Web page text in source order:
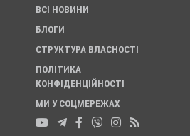
ВСІ НОВИНИ
БЛОГИ
СТРУКТУРА ВЛАСНОСТІ
ПОЛІТИКА
КОНФІДЕНЦІЙНОСТІ
МИ У СОЦМЕРЕЖАХ